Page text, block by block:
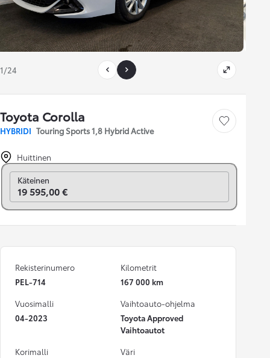
1/24
Toyota Corolla
HYBRIDI Touring Sports 1,8 Hybrid Active
Tallenna auto
Huittinen
Vaihda rahoitukseen
Käteinen
19 595,00 €
Rekisterinumero
PEL-714
Kilometrit
167 000 km
Vuosimalli
04-2023
Vaihtoauto-ohjelma
Toyota Approved
Vaihtoautot
Korimalli
Väri